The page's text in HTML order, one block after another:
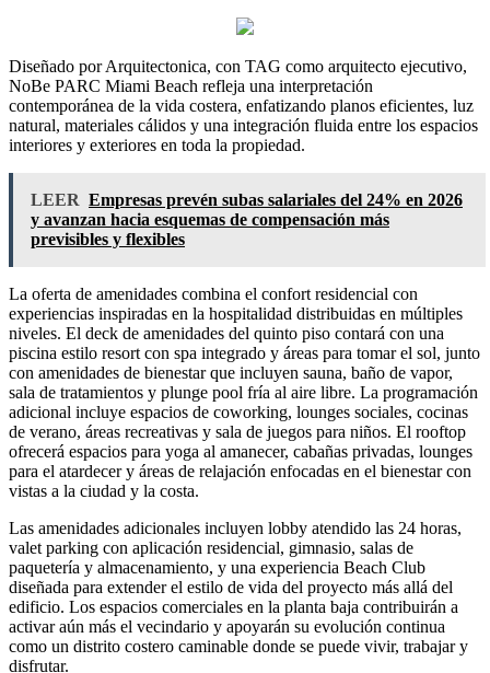
Diseñado por Arquitectonica, con TAG como arquitecto ejecutivo,
NoBe PARC Miami Beach refleja una interpretación
contemporánea de la vida costera, enfatizando planos eficientes, luz
natural, materiales cálidos y una integración fluida entre los espacios
interiores y exteriores en toda la propiedad.
LEER Empresas prevén subas salariales del 24% en 2026
y avanzan hacia esquemas de compensación más
previsibles y flexibles
La oferta de amenidades combina el confort residencial con
experiencias inspiradas en la hospitalidad distribuidas en múltiples
niveles. El deck de amenidades del quinto piso contará con una
piscina estilo resort con spa integrado y áreas para tomar el sol, junto
con amenidades de bienestar que incluyen sauna, baño de vapor,
sala de tratamientos y plunge pool fría al aire libre. La programación
adicional incluye espacios de coworking, lounges sociales, cocinas
de verano, áreas recreativas y sala de juegos para niños. El rooftop
ofrecerá espacios para yoga al amanecer, cabañas privadas, lounges
para el atardecer y áreas de relajación enfocadas en el bienestar con
vistas a la ciudad y la costa.
Las amenidades adicionales incluyen lobby atendido las 24 horas,
valet parking con aplicación residencial, gimnasio, salas de
paquetería y almacenamiento, y una experiencia Beach Club
diseñada para extender el estilo de vida del proyecto más allá del
edificio. Los espacios comerciales en la planta baja contribuirán a
activar aún más el vecindario y apoyarán su evolución continua
como un distrito costero caminable donde se puede vivir, trabajar y
disfrutar.